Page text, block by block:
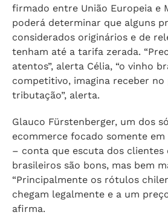
firmado entre União Europeia e
poderá determinar que alguns
considerados originários e de
tenham até a tarifa zerada.
atentos”, alerta Célia, “o vinho
competitivo, imagina receber no
tributação”, alerta.
Glauco Fürstenberger, um dos
ecommerce focado somente
– conta que escuta dos clientes
brasileiros são bons, mas bem
“Principalmente os rótulos
chegam legalmente e a um
afirma.